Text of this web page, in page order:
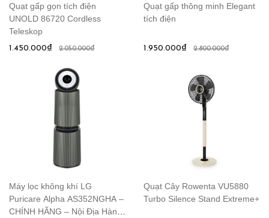
Quạt gấp gọn tích điện
UNOLD 86720 Cordless
Teleskop
1.450.000₫ 2.050.000₫
Quạt gấp thông minh Elegant
tích điện
1.950.000₫ 2.800.000₫
Máy lọc không khí LG
Puricare Alpha AS352NGHA –
CHÍNH HÃNG – Nội Địa Hàn
Quạt Cây Rowenta VU5880
Turbo Silence Stand Extreme+